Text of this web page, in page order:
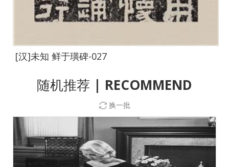
[汉]未知 鲜于璜碑-027
随机推荐 | RECOMMEND
换一批